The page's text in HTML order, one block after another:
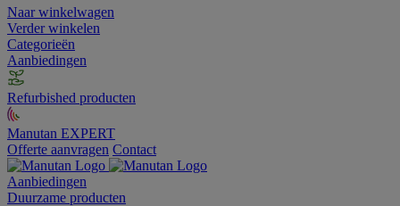
Naar winkelwagen
Verder winkelen
Categorieën
Aanbiedingen
Refurbished producten
Manutan EXPERT
Offerte aanvragen Contact
Aanbiedingen
Duurzame producten